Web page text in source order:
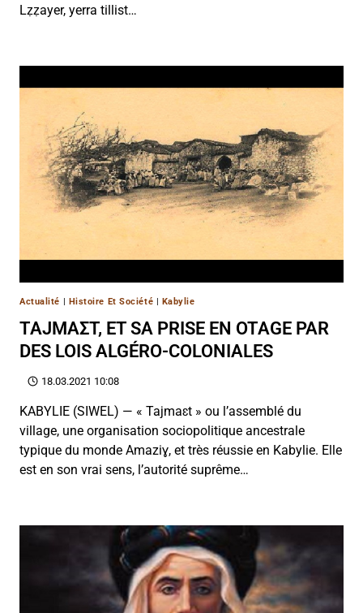
Lẓẓayer, yerra tillist…
Actualité Histoire Et Société Kabylie
TAJMAΣT, ET SA PRISE EN OTAGE PAR
DES LOIS ALGÉRO-COLONIALES
18.03.2021 10:08
KABYLIE (SIWEL) — « Tajmaɛt » ou l’assemblé du
village, une organisation sociopolitique ancestrale
typique du monde Amaziɣ, et très réussie en Kabylie. Elle
est en son vrai sens, l’autorité suprême…